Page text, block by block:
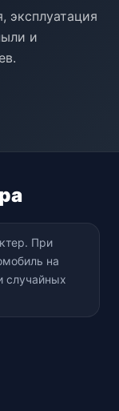
эксплуатация
и
При
на
случайных